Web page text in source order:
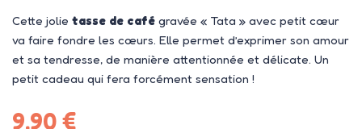
Cette jolie tasse de café gravée « Tata » avec petit cœur
va faire fondre les cœurs. Elle permet d’exprimer son amour
et sa tendresse, de manière attentionnée et délicate. Un
petit cadeau qui fera forcément sensation !
9.90€